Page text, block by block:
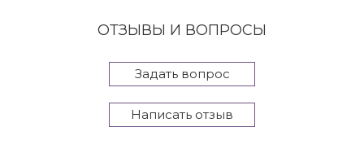
ОТЗЫВЫ И ВОПРОСЫ
Задать вопрос
Написать отзыв